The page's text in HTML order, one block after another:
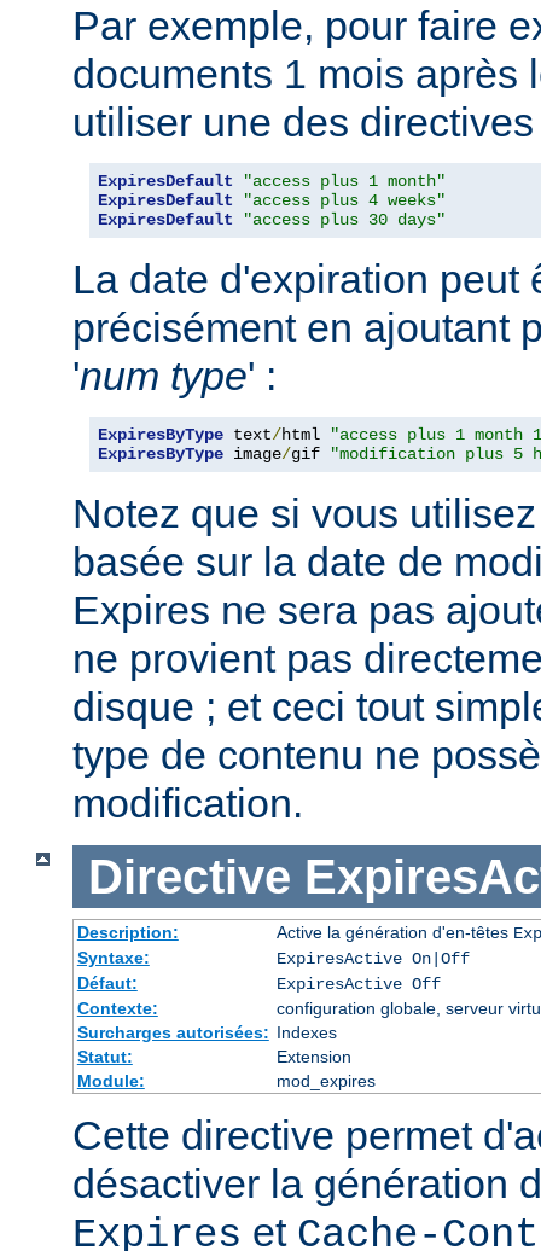
Par exemple, pour faire
documents 1 mois après
utiliser une des
ExpiresDefault
"access plus 1 month"
ExpiresDefault
"access plus 4 weeks"
ExpiresDefault
"access plus 30 days"
La date d'expiration peut
précisément en ajoutant
'num type' :
ExpiresByType text/html
"access plus 1 month
ExpiresByType image/gif "modification plus 5
Notez que si vous
basée sur la date de
Expires ne sera pas
ne provient pas
disque ; et ceci tout
type de contenu ne
modification.
Directive
Description: Active la génération d'en-têtes
Syntaxe:
ExpiresActive On|Off
Défaut:
ExpiresActive Off
Contexte:
configuration globale, serveur
Surcharges autorisées: Indexes
Statut:
Extension
Module:
mod_expires
Cette directive permet
désactiver la génération
Expires et Cache-